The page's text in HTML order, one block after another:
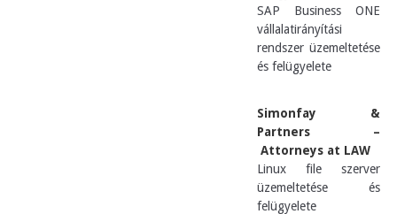
SAP Business ONE
vállalatirányítási
rendszer üzemeltetése
és felügyelete
Simonfay &
Partners –
Attorneys at LAW
Linux file szerver
üzemeltetése és
felügyelete